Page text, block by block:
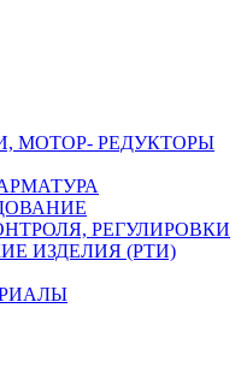
МОТОР- РЕДУКТОРЫ
РЕГУЛИРОВКИ
ИЗДЕЛИЯ (РТИ)